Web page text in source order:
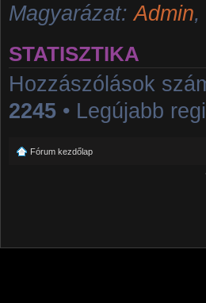
Magyarázat:Admin,
STATISZTIKA
Hozzászólások
2245 • Legújabb
Fórum kezdőlap